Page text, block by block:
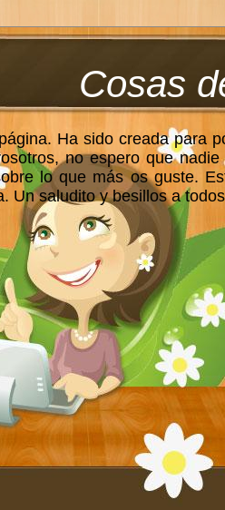
Cosas
Ha sido creada para
no espero que
lo que más os guste.
Un saludito y besillos a todos